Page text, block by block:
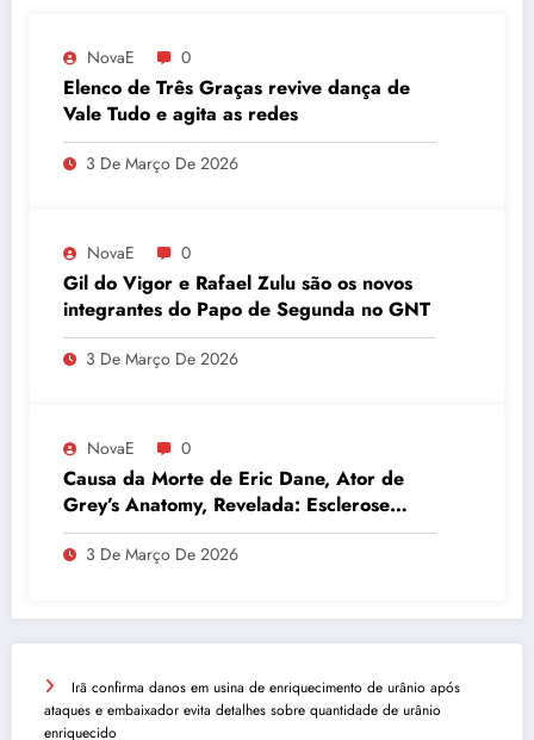
NovaE 0
Elenco de Três Graças revive dança de
Vale Tudo e agita as redes
3 De Março De 2026
NovaE 0
Gil do Vigor e Rafael Zulu são os novos
integrantes do Papo de Segunda no GNT
3 De Março De 2026
NovaE 0
Causa da Morte de Eric Dane, Ator de
Grey’s Anatomy, Revelada: Esclerose
Lateral Amiotrófica
3 De Março De 2026
Irã confirma danos em usina de enriquecimento de urânio após
ataques e embaixador evita detalhes sobre quantidade de urânio
enriquecido